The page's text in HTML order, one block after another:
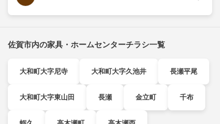
佐賀市内の家具・ホームセンターチラシ一覧
大和町大字尼寺 大和町大字久池井 長瀬平尾
大和町大字東山田 長瀬 金立町 千布